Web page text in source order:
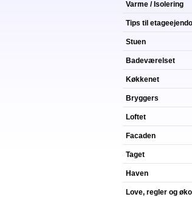
Varme / Isolering
Tips til
Stuen
Badeværelset
Køkkenet
Bryggers
Loftet
Facaden
Taget
Haven
Love, regler og